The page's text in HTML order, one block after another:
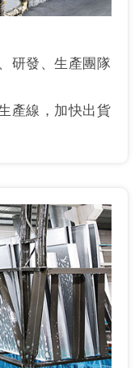
研發、生產團隊
產線，加快出貨